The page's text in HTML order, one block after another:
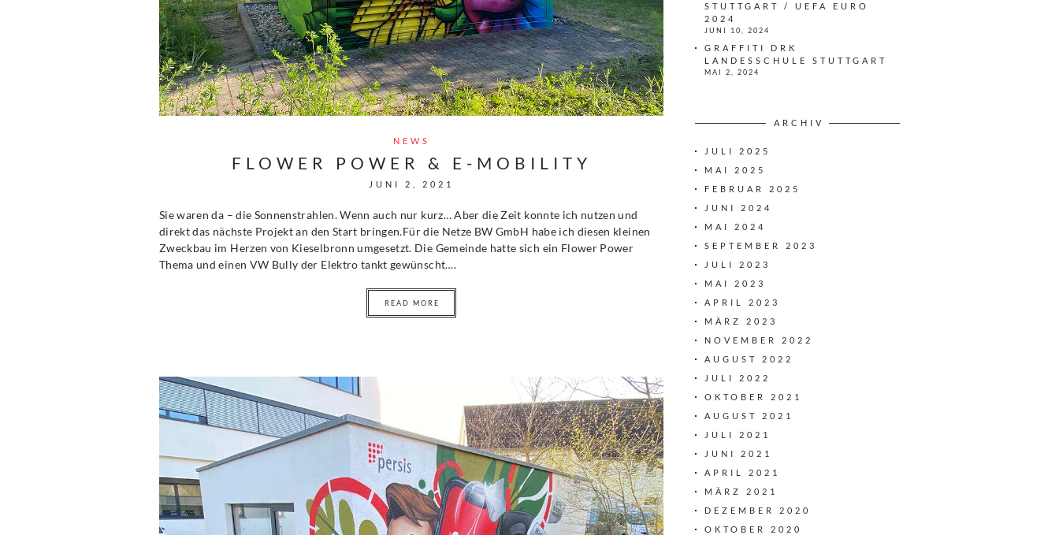
NEWS
FLOWER POWER & E-MOBILITY
JUNI 2, 2021
Sie waren da – die Sonnenstrahlen. Wenn auch nur kurz… Aber die Zeit konnte ich nutzen und
direkt das nächste Projekt an den Start bringen.Für die Netze BW GmbH habe ich diesen kleinen
Zweckbau im Herzen von Kieselbronn umgesetzt. Die Gemeinde hatte sich ein Flower Power
Thema und einen VW Bully der Elektro tankt gewünscht….
READ MORE
STUTTGART / UEFA EURO
2024
JUNI 10, 2024
GRAFFITI DRK
LANDESSCHULE STUTTGART
MAI 2, 2024
ARCHIV
JULI 2025
MAI 2025
FEBRUAR 2025
JUNI 2024
MAI 2024
SEPTEMBER 2023
JULI 2023
MAI 2023
APRIL 2023
MÄRZ 2023
NOVEMBER 2022
AUGUST 2022
JULI 2022
OKTOBER 2021
AUGUST 2021
JULI 2021
JUNI 2021
APRIL 2021
MÄRZ 2021
DEZEMBER 2020
OKTOBER 2020